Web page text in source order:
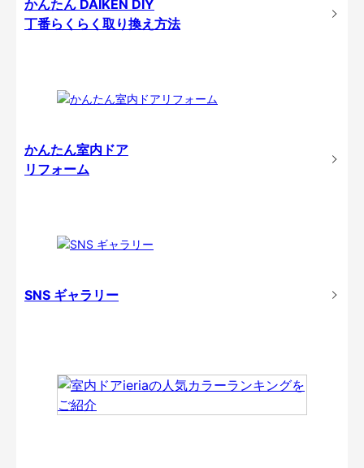
かんたん DAIKEN DIY
丁番らくらく取り換え方法
かんたん室内ドア
リフォーム
SNS ギャラリー